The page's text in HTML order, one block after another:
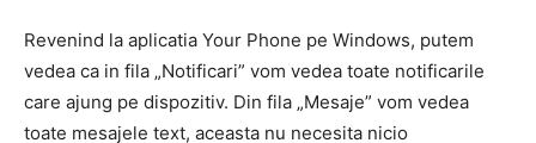
Revenind la aplicatia Your Phone pe Windows, putem
vedea ca in fila „Notificari” vom vedea toate notificarile
care ajung pe dispozitiv. Din fila „Mesaje” vom vedea
toate mesajele text, aceasta nu necesita nicio